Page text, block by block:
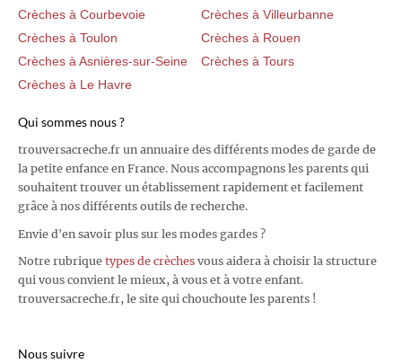
Crèches à Courbevoie
Crèches à Villeurbanne
Crèches à Toulon
Crèches à Rouen
Crèches à Asnières-sur-Seine
Crèches à Tours
Crèches à Le Havre
Qui sommes nous ?
trouversacreche.fr un annuaire des différents modes de garde de
la petite enfance en France. Nous accompagnons les parents qui
souhaitent trouver un établissement rapidement et facilement
grâce à nos différents outils de recherche.
Envie d'en savoir plus sur les modes gardes ?
Notre rubrique types de crèches vous aidera à choisir la structure
qui vous convient le mieux, à vous et à votre enfant.
trouversacreche.fr, le site qui chouchoute les parents !
Nous suivre